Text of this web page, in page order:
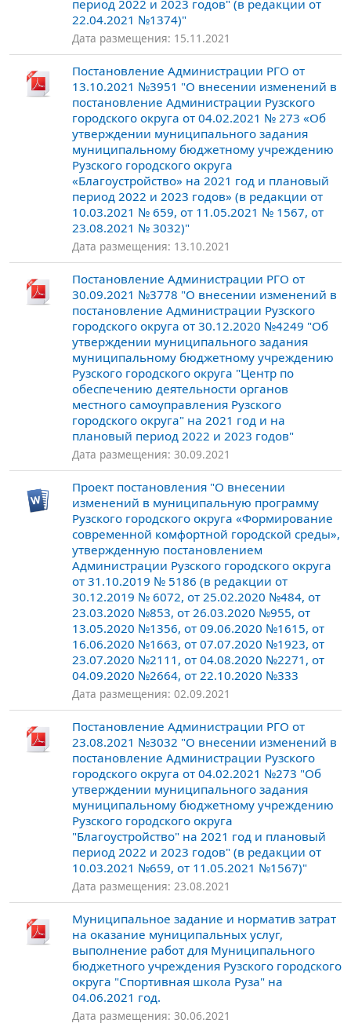
период 2022 и 2023 годов" (в редакции от
22.04.2021 №1374)"
Дата размещения: 15.11.2021
Постановление Администрации РГО от
13.10.2021 №3951 "О внесении изменений в
постановление Администрации Рузского
городского округа от 04.02.2021 № 273 «Об
утверждении муниципального задания
муниципальному бюджетному учреждению
Рузского городского округа
«Благоустройство» на 2021 год и плановый
период 2022 и 2023 годов» (в редакции от
10.03.2021 № 659, от 11.05.2021 № 1567, от
23.08.2021 № 3032)"
Дата размещения: 13.10.2021
Постановление Администрации РГО от
30.09.2021 №3778 "О внесении изменений в
постановление Администрации Рузского
городского округа от 30.12.2020 №4249 "Об
утверждении муниципального задания
муниципальному бюджетному учреждению
Рузского городского округа "Центр по
обеспечению деятельности органов
местного самоуправления Рузского
городского округа" на 2021 год и на
плановый период 2022 и 2023 годов"
Дата размещения: 30.09.2021
Проект постановления "О внесении
изменений в муниципальную программу
Рузского городского округа «Формирование
современной комфортной городской среды»,
утвержденную постановлением
Администрации Рузского городского округа
от 31.10.2019 № 5186 (в редакции от
30.12.2019 № 6072, от 25.02.2020 №484, от
23.03.2020 №853, от 26.03.2020 №955, от
13.05.2020 №1356, от 09.06.2020 №1615, от
16.06.2020 №1663, от 07.07.2020 №1923, от
23.07.2020 №2111, от 04.08.2020 №2271, от
04.09.2020 №2664, от 22.10.2020 №333
Дата размещения: 02.09.2021
Постановление Администрации РГО от
23.08.2021 №3032 "О внесении изменений в
постановление Администрации Рузского
городского округа от 04.02.2021 №273 "Об
утверждении муниципального задания
муниципальному бюджетному учреждению
Рузского городского округа
"Благоустройство" на 2021 год и плановый
период 2022 и 2023 годов" (в редакции от
10.03.2021 №659, от 11.05.2021 №1567)"
Дата размещения: 23.08.2021
Муниципальное задание и норматив затрат
на оказание муниципальных услуг,
выполнение работ для Муниципального
бюджетного учреждения Рузского городского
округа "Спортивная школа Руза" на
04.06.2021 год.
Дата размещения: 30.06.2021